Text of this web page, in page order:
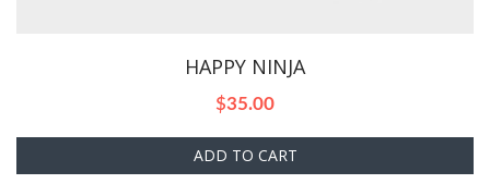
HAPPY NINJA
$35.00
ADD TO CART